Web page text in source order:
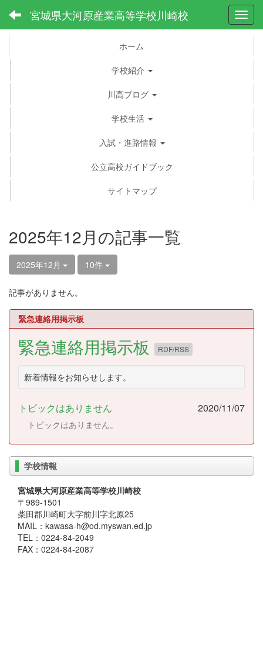
宮城県大河原産業高等学校川崎校
ホーム
学校紹介
川高ブログ
学校生活
入試・進路情報
公立高校ガイドブック
サイトマップ
2025年12月の記事一覧
2025年12月 10件
記事がありません。
緊急連絡用掲示板
緊急連絡用掲示板 RDF/RSS
新着情報をお知らせします。
トピックはありません 2020/11/07
トピックはありません。
学校情報
宮城県大河原産業高等学校川崎校
〒989-1501
柴田郡川崎町大字前川字北原25
MAIL：kawasa-h@od.myswan.ed.jp
TEL：0224-84-2049
FAX：0224-84-2087